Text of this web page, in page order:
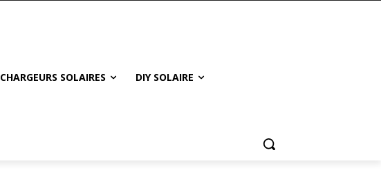
CHARGEURS SOLAIRES DIY SOLAIRE